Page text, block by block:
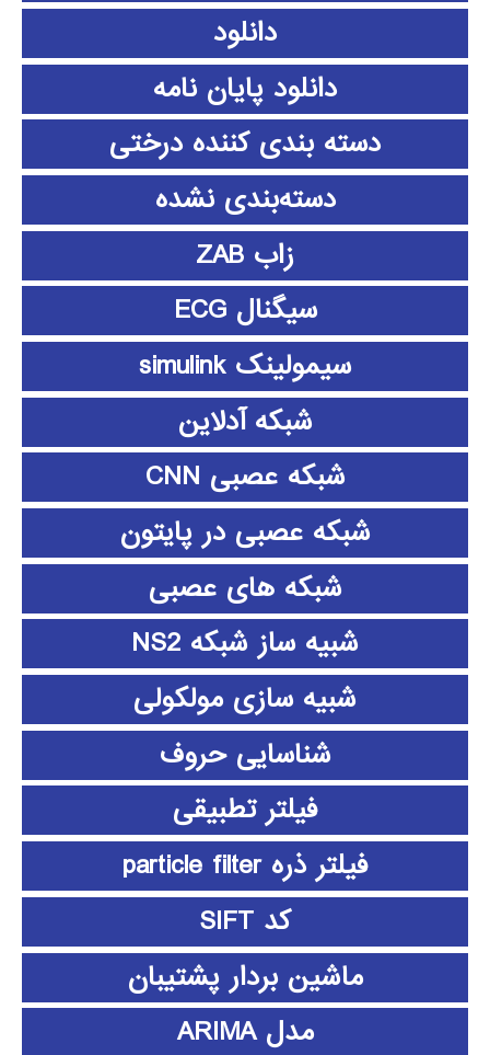
دانلود
دانلود پايان نامه
دسته بندی کننده درختی
دسته‌بندی نشده
زاب ZAB
سیگنال ECG
سیمولینک simulink
شبکه آدلاین
شبکه عصبی CNN
شبکه عصبی در پایتون
شبکه های عصبی
شبیه ساز شبکه NS2
شبیه سازی مولکولی
شناسایی حروف
فیلتر تطبیقی
فیلتر ذره particle filter
کد SIFT
ماشین بردار پشتیبان
مدل ARIMA